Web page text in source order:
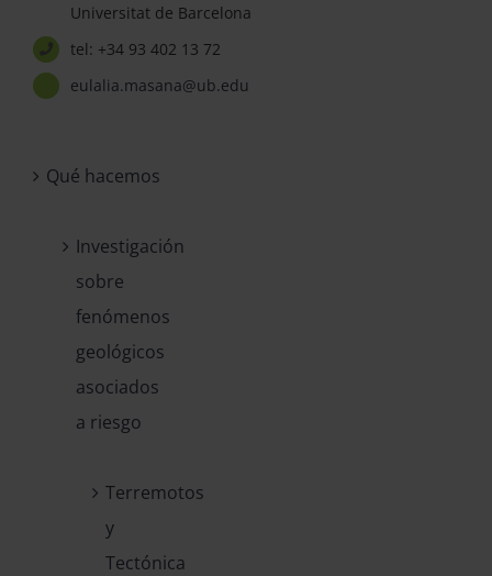
Universitat de Barcelona
tel: +34 93 402 13 72
eulalia.masana@ub.edu
Qué hacemos
Investigación
sobre
fenómenos
geológicos
asociados
a riesgo
Terremotos
y
Tectónica